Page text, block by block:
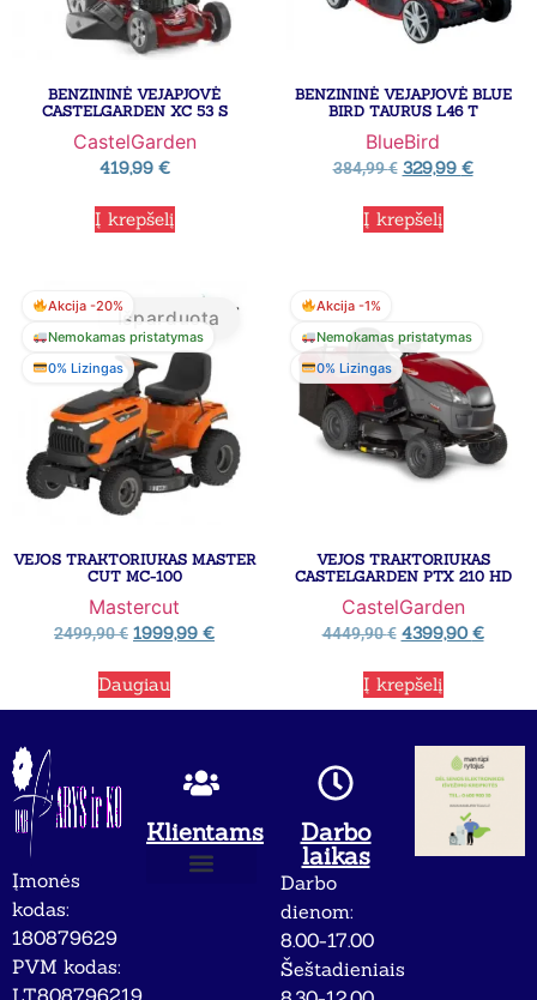
BENZININĖ VEJAPJOVĖ
CASTELGARDEN XC 53 S
CastelGarden
419,99 €
Į krepšelį
BENZININĖ VEJAPJOVĖ BLUE
BIRD TAURUS L46 T
BlueBird
384,99€ 329,99 €
Į krepšelį
Akcija -20%
Nemokamas pristatymas
0% Lizingas
Išparduota
VEJOS TRAKTORIUKAS MASTER
CUT MC-100
Mastercut
2499,90€ 1999,99 €
Daugiau
Akcija -1%
Nemokamas pristatymas
0% Lizingas
VEJOS TRAKTORIUKAS
CASTELGARDEN PTX 210 HD
CastelGarden
4449,90€ 4399,90€
Į krepšelį
Įmonės
kodas:
180879629
PVM kodas:
LT808796219
Klientams
Darbo
laikas
Darbo
dienom:
8.00-17.00
Šeštadieniais